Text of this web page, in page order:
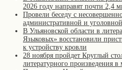
2026 году направят почти 2,4
Провели беседу с
административной и
В Ульяновской области в
Языковых» восстановили
к устройству кровли
28 ноября пройдет Круглый
литературного произведения в